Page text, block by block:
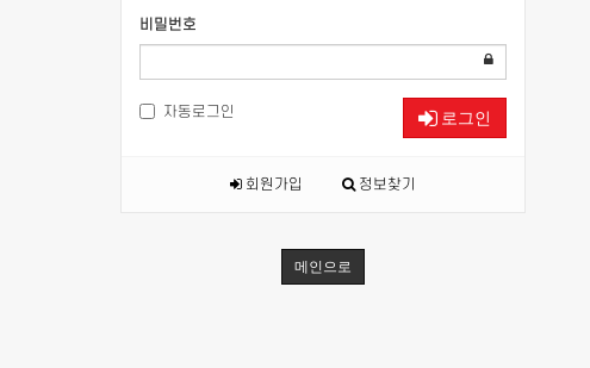
비밀번호
자동로그인 로그인
회원가입 정보찾기
메인으로